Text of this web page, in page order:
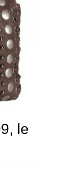
le